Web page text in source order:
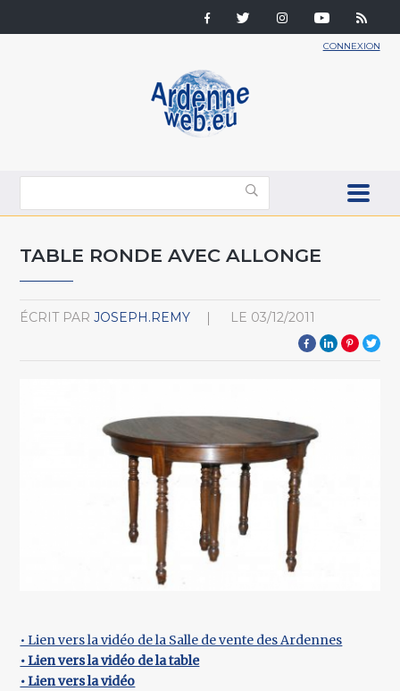
CONNEXION
TABLE RONDE AVEC ALLONGE
ÉCRIT PAR JOSEPH.REMY LE 03/12/2011
• Lien vers la vidéo de la Salle de vente des Ardennes
• Lien vers la vidéo de la table
• Lien vers la vidéo